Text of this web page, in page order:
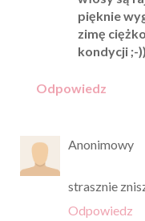
pięknie
zimę
kondycji ;-))
Odpowiedz
Anonimowy
strasznie
Odpowiedz